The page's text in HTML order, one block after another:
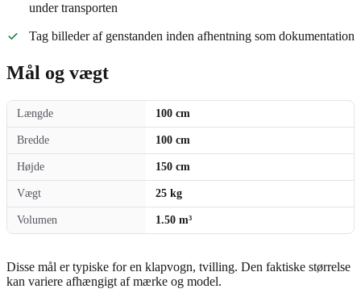
under transporten
Tag billeder af genstanden inden afhentning som dokumentation
Mål og vægt
Længde 100 cm
Bredde 100 cm
Højde 150 cm
Vægt 25 kg
Volumen 1.50 m³
Disse mål er typiske for en klapvogn, tvilling. Den faktiske størrelse
kan variere afhængigt af mærke og model.